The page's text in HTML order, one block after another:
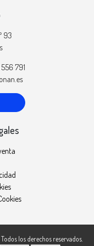
93
791
. Todos los derechos reservados.